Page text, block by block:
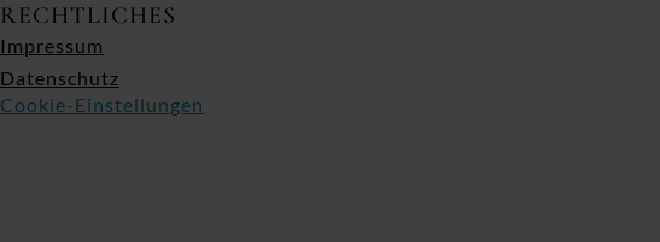
RECHTLICHES
Impressum
Datenschutz
Cookie-Einstellungen